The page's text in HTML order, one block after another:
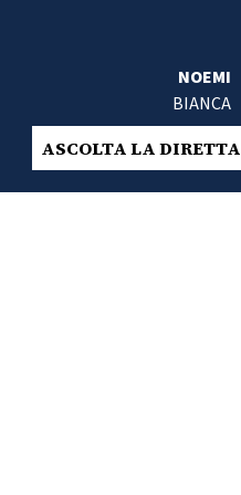
NOEMI
BIANCA
ASCOLTA LA DIRETTA